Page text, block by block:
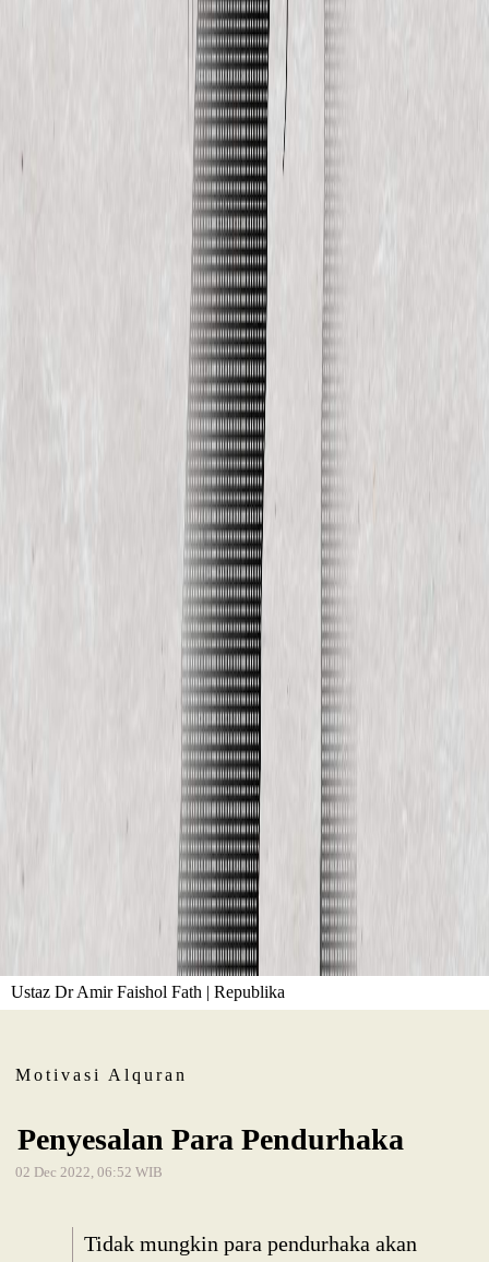
Ustaz Dr Amir Faishol Fath | Republika
Motivasi Alquran
Penyesalan Para Pendurhaka
02 Dec 2022, 06:52 WIB
Tidak mungkin para pendurhaka akan